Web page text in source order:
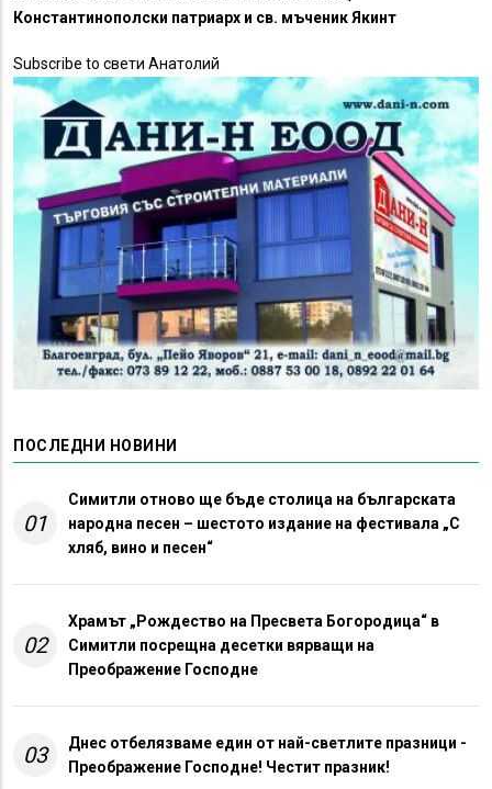
Константинополски патриарх и св. мъченик Якинт
Subscribe to свети Анатолий
ПОСЛЕДНИ НОВИНИ
01
Симитли отново ще бъде столица на българската
народна песен – шестото издание на фестивала „С
хляб, вино и песен“
02
Храмът „Рождество на Пресвета Богородица“ в
Симитли посрещна десетки вярващи на
Преображение Господне
03
Днес отбелязваме един от най-светлите празници -
Преображение Господне! Честит празник!